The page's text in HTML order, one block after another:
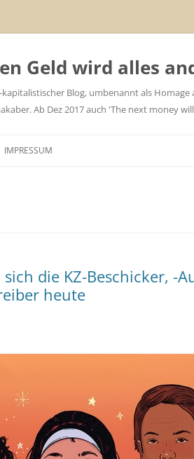
Geld wird alles
Blog, umbenannt als
Ab Dez 2017 auch 'The next money
IMPRESSUM
die KZ-Beschicker, -
heute